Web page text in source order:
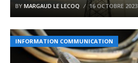
BY MARGAUD LE LECOQ 16 OCTOBRE 2023
INFORMATION COMMUNICATION